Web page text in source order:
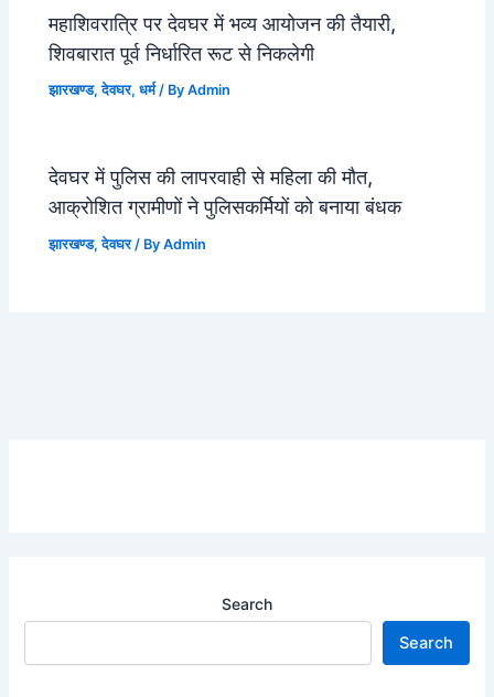
महाशिवरात्रि पर देवघर में भव्य आयोजन की तैयारी,
शिवबारात पूर्व निर्धारित रूट से निकलेगी
झारखण्ड,देवघर,धर्म/ ByAdmin
देवघर में पुलिस की लापरवाही से महिला की मौत,
आक्रोशित ग्रामीणों ने पुलिसकर्मियों को बनाया बंधक
झारखण्ड,देवघर/ ByAdmin
Search
Search